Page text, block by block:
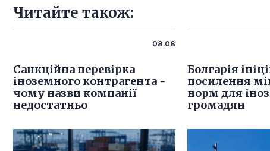
Читайте також:
08.08
Санкційна перевірка
іноземного контрагента -
чому назви компанії
недостатньо
Болгарія
посилення
норм для
громадян